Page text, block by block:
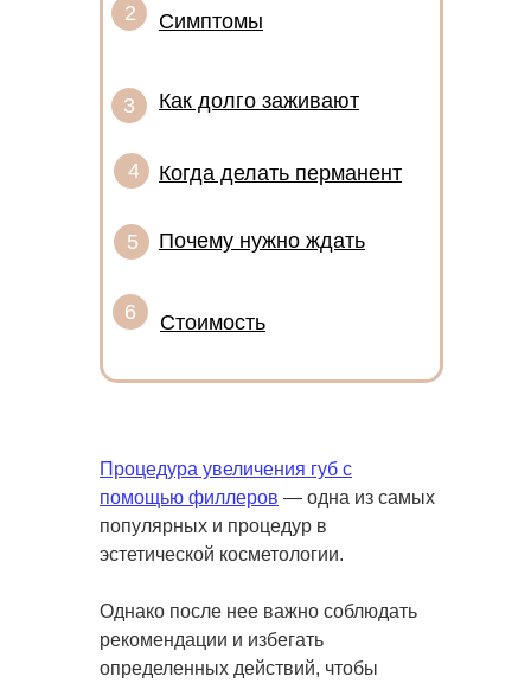
3 Как долго заживают
2 Симптомы
6 Стоимость
5 Почему нужно ждать
4 Когда делать перманент
Процедура увеличения губ с
помощью филлеров — одна из самых
популярных и процедур в
эстетической косметологии.
Однако после нее важно соблюдать
рекомендации и избегать
определенных действий, чтобы